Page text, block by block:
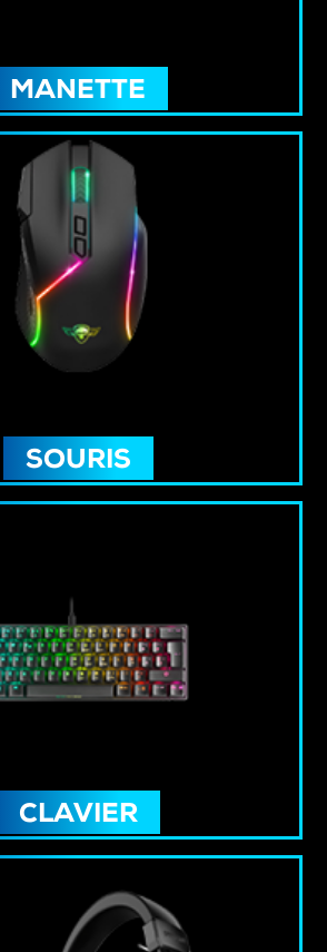
MANETTE
SOURIS
CLAVIER